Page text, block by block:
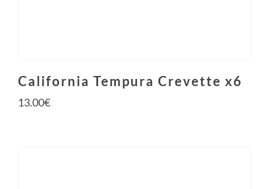
California Tempura Crevette x6
13.00€